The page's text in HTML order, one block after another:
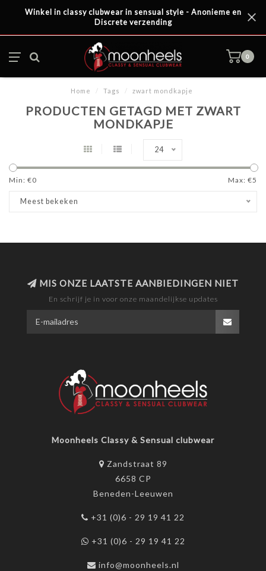
Winkel in classy clubwear in sensual style - Anonieme en
Discrete verzending
0
Home / Tags / zwart mondkapje
PRODUCTEN GETAGD MET ZWART
MONDKAPJE
24
Min: €0 Max: €5
Meest bekeken
MIS ONZE LAATSTE AANBIEDINGEN NIET
En schrijf je in voor onze maandelijkse updates
Moonheels Classy & Sensual clubwear
Zandstraat 89
6658 CP
Beneden-Leeuwen
+31 (0)6 - 29 19 41 22
+31 (0)6 - 29 19 41 22
info@moonheels.nl